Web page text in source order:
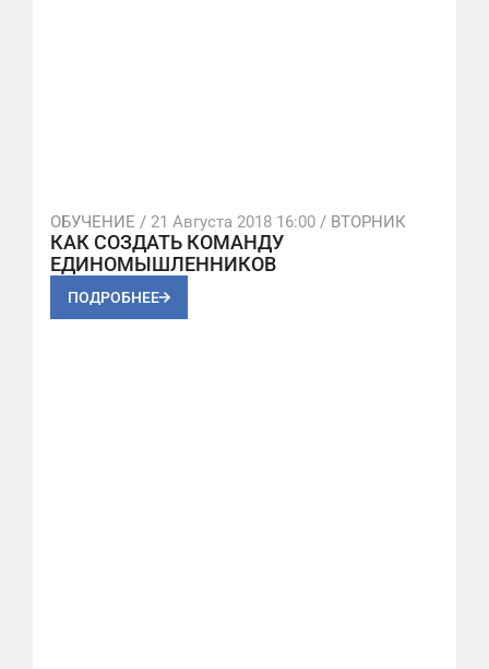
ОБУЧЕНИЕ / 21 Августа 2018 16:00 / ВТОРНИК
КАК СОЗДАТЬ КОМАНДУ
ЕДИНОМЫШЛЕННИКОВ
ПОДРОБНЕЕ